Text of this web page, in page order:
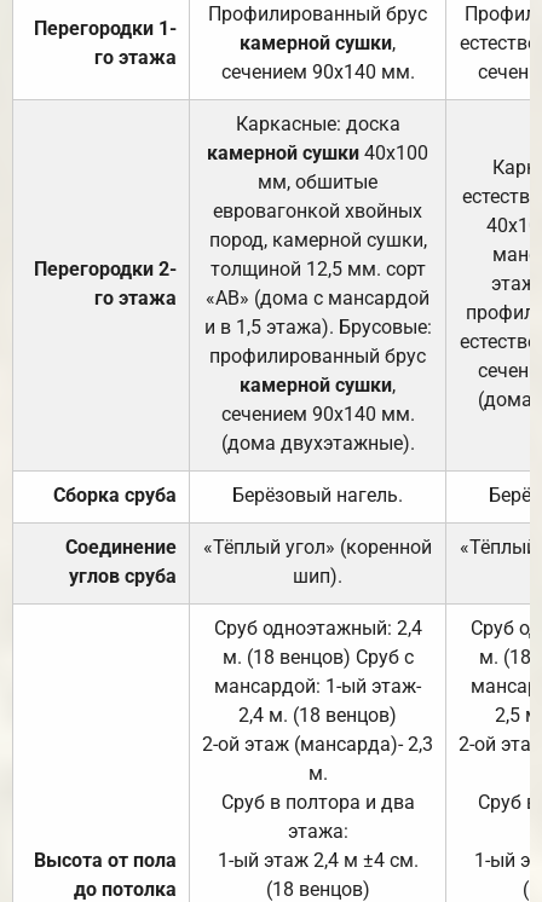
Перегородки 1-
го этажа
Профилированный брус
камерной сушки,
сечением 90х140 мм.
Перегородки 2-
го этажа
Каркасные: доска
камерной сушки 40х100
мм, обшитые
евровагонкой хвойных
пород, камерной сушки,
толщиной 12,5 мм. сорт
«АВ» (дома с мансардой
и в 1,5 этажа). Брусовые:
профилированный брус
камерной сушки,
сечением 90х140 мм.
(дома двухэтажные).
(дома
Сборка сруба Берёзовый нагель.
Соединение
углов сруба
«Тёплый угол» (коренной
шип).
«Тёплый
Высота от пола
до потолка
Сруб одноэтажный: 2,4
м. (18 венцов) Сруб с
мансардой: 1-ый этаж-
2,4 м. (18 венцов)
2-ой этаж (мансарда)- 2,3
м.
Сруб в полтора и два
этажа:
1-ый этаж 2,4 м ±4 см.
(18 венцов)
Сруб
м. (18
2,5
2-ой
Сруб
1-ый